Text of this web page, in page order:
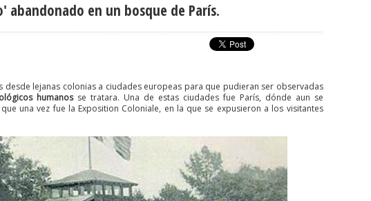
abandonado en un bosque de París.
desde lejanas colonias a ciudades europeas para que pudieran ser observadas
humanosse tratara. Una de estas ciudades fue París, dónde aun se
una vez fue la Exposition Coloniale, en la que se expusieron a los visitantes